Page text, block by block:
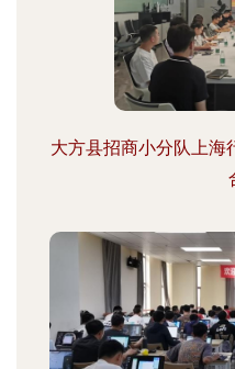
大方县招商小分队上海